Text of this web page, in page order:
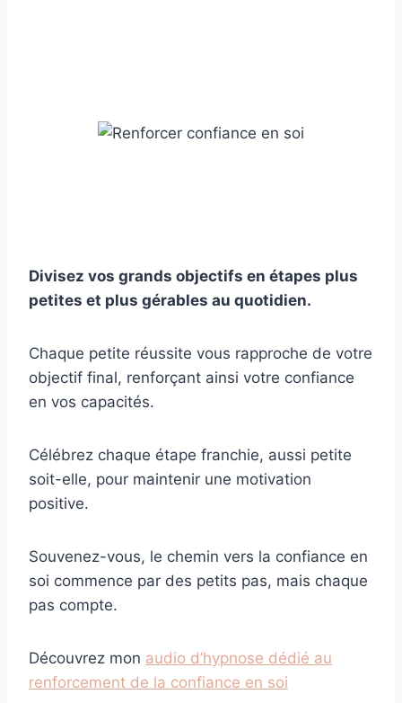
Divisez vos grands objectifs en étapes plus
petites et plus gérables au quotidien.
Chaque petite réussite vous rapproche de votre
objectif final, renforçant ainsi votre confiance
en vos capacités.
Célébrez chaque étape franchie, aussi petite
soit-elle, pour maintenir une motivation
positive.
Souvenez-vous, le chemin vers la confiance en
soi commence par des petits pas, mais chaque
pas compte.
Découvrez mon audio d’hypnose dédié au
renforcement de la confiance en soi